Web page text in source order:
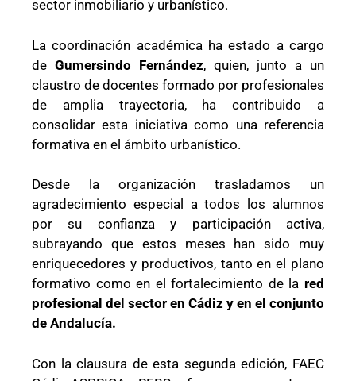
sector inmobiliario y urbanístico.
La coordinación académica ha estado a cargo
de Gumersindo Fernández, quien, junto a un
claustro de docentes formado por profesionales
de amplia trayectoria, ha contribuido a
consolidar esta iniciativa como una referencia
formativa en el ámbito urbanístico.
Desde la organización trasladamos un
agradecimiento especial a todos los alumnos
por su confianza y participación activa,
subrayando que estos meses han sido muy
enriquecedores y productivos, tanto en el plano
formativo como en el fortalecimiento de la red
profesional del sector en Cádiz y en el conjunto
de Andalucía.
Con la clausura de esta segunda edición, FAEC